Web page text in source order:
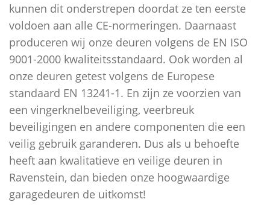
kunnen dit onderstrepen doordat ze ten eerste
voldoen aan alle CE-normeringen. Daarnaast
produceren wij onze deuren volgens de EN ISO
9001-2000 kwaliteitsstandaard. Ook worden al
onze deuren getest volgens de Europese
standaard EN 13241-1. En zijn ze voorzien van
een vingerknelbeveiliging, veerbreuk
beveiligingen en andere componenten die een
veilig gebruik garanderen. Dus als u behoefte
heeft aan kwalitatieve en veilige deuren in
Ravenstein, dan bieden onze hoogwaardige
garagedeuren de uitkomst!